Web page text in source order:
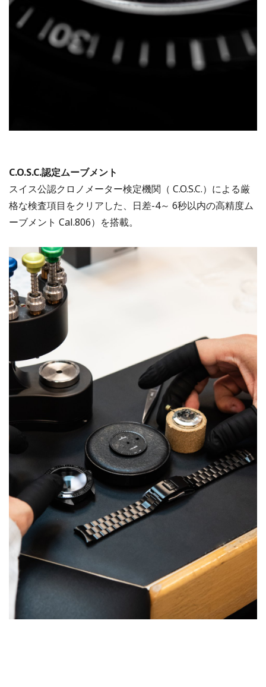
C.O.S.C.認定ムーブメント
スイス公認クロノメーター検定機関（ C.O.S.C.）による厳
格な検査項目をクリアした、日差-4～ 6秒以内の高精度ム
ーブメント Cal.806）を搭載。